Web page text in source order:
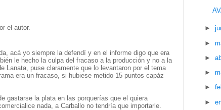
el autor.
acá yo siempre la defendí y en el informe digo que era
le hecho la culpa del fracaso a la producción y no a la
Lanata, puse claramente que lo levantaron por el tema
era un fracaso, si hubiese metido 15 puntos capáz
gastarse la plata en las porquerías que el quiera
nada, a Carballo no tendría que importarle.
►
►
►
►
►
►